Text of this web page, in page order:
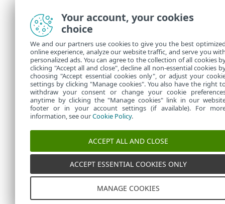
Your account, your cookies
choice
We and our partners use cookies to give you the best
online experience, analyze our website traffic, and serve you
personalized ads. You can agree to the collection of all cookies
clicking "Accept all and close", decline all non-essential cookies
choosing "Accept essential cookies only", or adjust your
settings by clicking "Manage cookies". You also have the right
withdraw your consent or change your cookie
anytime by clicking the "Manage cookies" link in our
footer or in your account settings (if available). For
information, see ourCookie Policy.
ACCEPT ALL AND CLOSE
ACCEPT ESSENTIAL COOKIES ONLY
MANAGE COOKIES